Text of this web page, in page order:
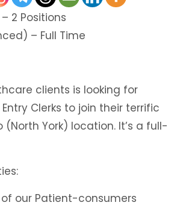
2 Positions
– Full Time
clients is looking for
Clerks to join their terrific
York) location. It’s a full-
our Patient-consumers